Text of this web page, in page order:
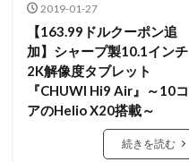
2019-01-27
【163.99ドルクーポン追
加】シャープ製10.1インチ
2K解像度タブレット
『CHUWI Hi9 Air』～10コ
アのHelio X20搭載～
続きを読む